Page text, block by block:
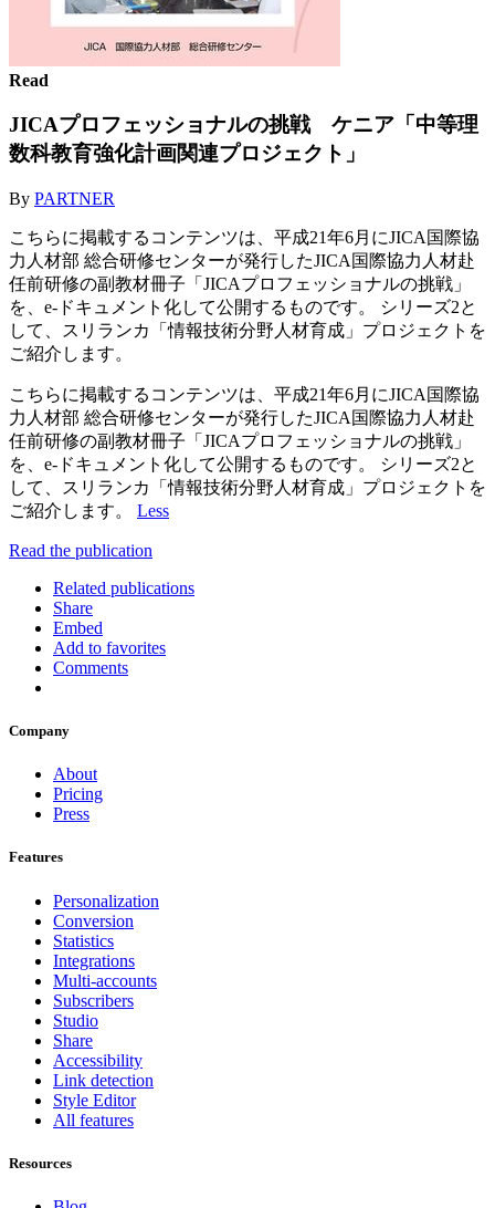
Read
JICAプロフェッショナルの挑戦 ケニア「中等理
数科教育強化計画関連プロジェクト」
By PARTNER
こちらに掲載するコンテンツは、平成21年6月にJICA国際協
力人材部 総合研修センターが発行したJICA国際協力人材赴
任前研修の副教材冊子「JICAプロフェッショナルの挑戦」
を、e-ドキュメント化して公開するものです。 シリーズ2と
して、スリランカ「情報技術分野人材育成」プロジェクトを
ご紹介します。
こちらに掲載するコンテンツは、平成21年6月にJICA国際協
力人材部 総合研修センターが発行したJICA国際協力人材赴
任前研修の副教材冊子「JICAプロフェッショナルの挑戦」
を、e-ドキュメント化して公開するものです。 シリーズ2と
して、スリランカ「情報技術分野人材育成」プロジェクトを
ご紹介します。 Less
Read the publication
Related publications
Share
Embed
Add to favorites
Comments
Company
About
Pricing
Press
Features
Personalization
Conversion
Statistics
Integrations
Multi-accounts
Subscribers
Studio
Share
Accessibility
Link detection
Style Editor
All features
Resources